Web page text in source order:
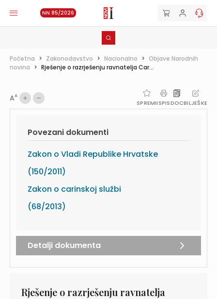
NN 85/2026
Početna > Zakonodavstvo > Nacionalno > Objave Narodnih
novina > Rješenje o razrješenju ravnatelja Car...
AA
SPREMIISPISDOCBILJEŠKE
Povezani dokumenti
Zakon o Vladi Republike Hrvatske
(150/2011)
Zakon o carinskoj službi
(68/2013)
Detalji dokumenta
Rješenje o razrješenju ravnatelja